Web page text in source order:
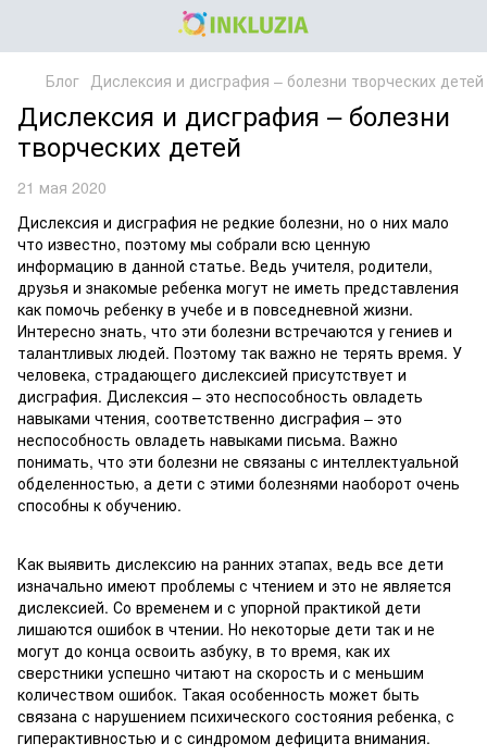
Блог Дислексия и дисграфия – болезни творческих детей
Дислексия и дисграфия – болезни
творческих детей
21 мая 2020
Дислексия и дисграфия не редкие болезни, но о них мало
что известно, поэтому мы собрали всю ценную
информацию в данной статье. Ведь учителя, родители,
друзья и знакомые ребенка могут не иметь представления
как помочь ребенку в учебе и в повседневной жизни.
Интересно знать, что эти болезни встречаются у гениев и
талантливых людей. Поэтому так важно не терять время. У
человека, страдающего дислексией присутствует и
дисграфия. Дислексия – это неспособность овладеть
навыками чтения, соответственно дисграфия – это
неспособность овладеть навыками письма. Важно
понимать, что эти болезни не связаны с интеллектуальной
обделенностью, а дети с этими болезнями наоборот очень
способны к обучению.
Как выявить дислексию на ранних этапах, ведь все дети
изначально имеют проблемы с чтением и это не является
дислексией. Со временем и с упорной практикой дети
лишаются ошибок в чтении. Но некоторые дети так и не
могут до конца освоить азбуку, в то время, как их
сверстники успешно читают на скорость и с меньшим
количеством ошибок. Такая особенность может быть
связана с нарушением психического состояния ребенка, с
гиперактивностью и с синдромом дефицита внимания.